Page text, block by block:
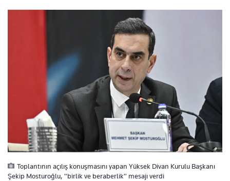
Toplantının açılış konuşmasını yapan Yüksek Divan Kurulu Başkanı
Şekip Mosturoğlu, "birlik ve beraberlik" mesajı verdi